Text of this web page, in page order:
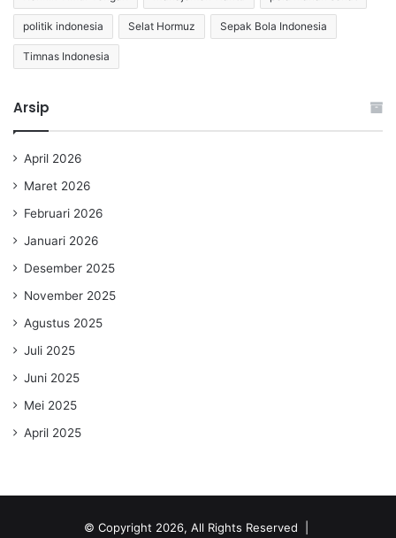
politik indonesia Selat Hormuz Sepak Bola Indonesia
Timnas Indonesia
Arsip
April 2026
Maret 2026
Februari 2026
Januari 2026
Desember 2025
November 2025
Agustus 2025
Juli 2025
Juni 2025
Mei 2025
April 2025
© Copyright 2026, All Rights Reserved |